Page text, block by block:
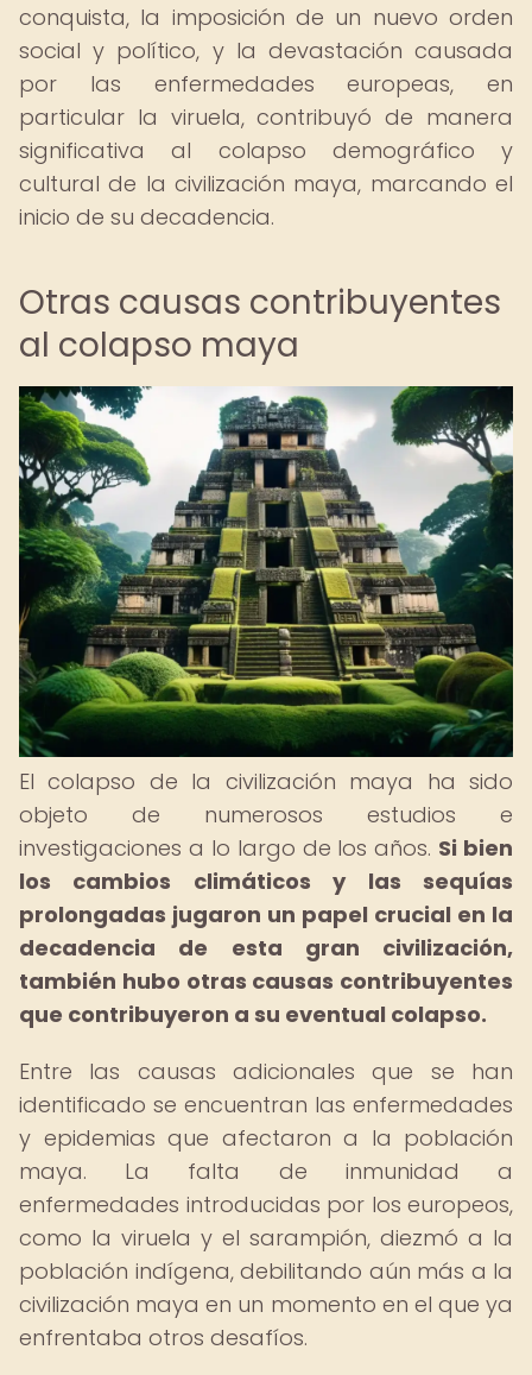
conquista, la imposición de un nuevo orden
social y político, y la devastación causada
por las enfermedades europeas, en
particular la viruela, contribuyó de manera
significativa al colapso demográfico y
cultural de la civilización maya, marcando el
inicio de su decadencia.
Otras causas contribuyentes
al colapso maya
El colapso de la civilización maya ha sido
objeto de numerosos estudios e
investigaciones a lo largo de los años. Si bien
los cambios climáticos y las sequías
prolongadas jugaron un papel crucial en la
decadencia de esta gran civilización,
también hubo otras causas contribuyentes
que contribuyeron a su eventual colapso.
Entre las causas adicionales que se han
identificado se encuentran las enfermedades
y epidemias que afectaron a la población
maya. La falta de inmunidad a
enfermedades introducidas por los europeos,
como la viruela y el sarampión, diezmó a la
población indígena, debilitando aún más a la
civilización maya en un momento en el que ya
enfrentaba otros desafíos.